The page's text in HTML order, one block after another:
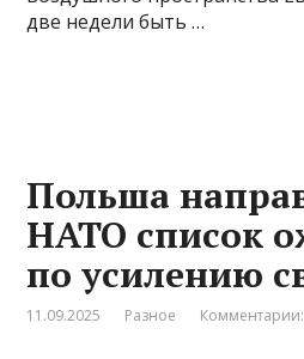
две недели быть …
Польша
НАТО список
по усилению
11.09.2025 Разное